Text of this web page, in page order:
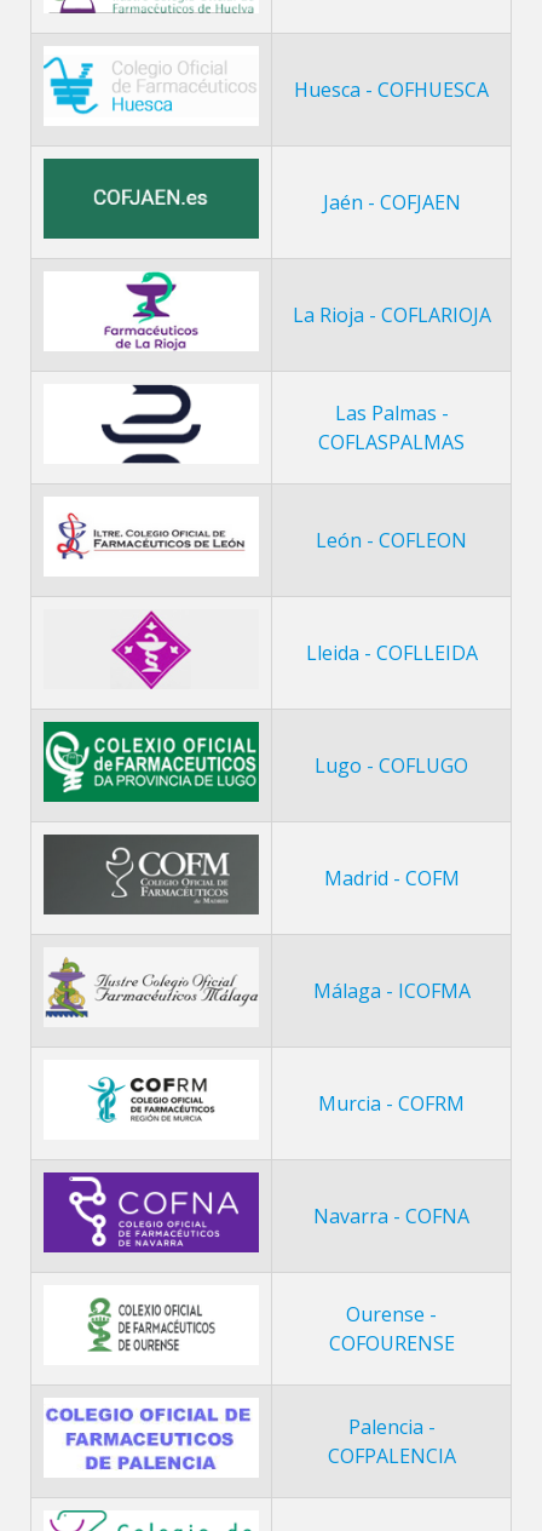
Huesca - COFHUESCA
Jaén - COFJAEN
La Rioja - COFLARIOJA
Las Palmas -
COFLASPALMAS
León - COFLEON
Lleida - COFLLEIDA
Lugo - COFLUGO
Madrid - COFM
Málaga - ICOFMA
Murcia - COFRM
Navarra - COFNA
Ourense -
COFOURENSE
Palencia -
COFPALENCIA